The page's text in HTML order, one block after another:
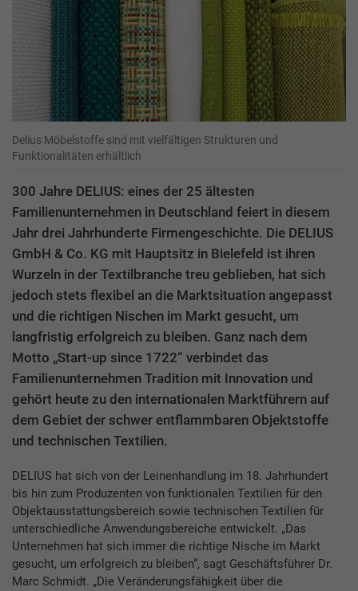
Delius Möbelstoffe sind mit vielfältigen Strukturen und
Funktionalitäten erhältlich
300 Jahre DELIUS: eines der 25 ältesten
Familienunternehmen in Deutschland feiert in diesem
Jahr drei Jahrhunderte Firmengeschichte. Die DELIUS
GmbH & Co. KG mit Hauptsitz in Bielefeld ist ihren
Wurzeln in der Textilbranche treu geblieben, hat sich
jedoch stets flexibel an die Marktsituation angepasst
und die richtigen Nischen im Markt gesucht, um
langfristig erfolgreich zu bleiben. Ganz nach dem
Motto „Start-up since 1722“ verbindet das
Familienunternehmen Tradition mit Innovation und
gehört heute zu den internationalen Marktführern auf
dem Gebiet der schwer entflammbaren Objektstoffe
und technischen Textilien.
DELIUS hat sich von der Leinenhandlung im 18. Jahrhundert
bis hin zum Produzenten von funktionalen Textilien für den
Objektausstattungsbereich sowie technischen Textilien für
unterschiedliche Anwendungsbereiche entwickelt. „Das
Unternehmen hat sich immer die richtige Nische im Markt
gesucht, um erfolgreich zu bleiben“, sagt Geschäftsführer Dr.
Marc Schmidt. „Die Veränderungsfähigkeit über die